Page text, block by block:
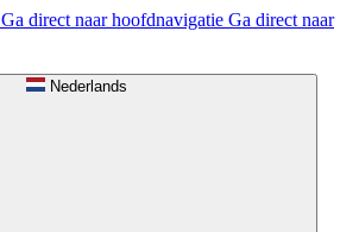
Ga direct naar hoofdnavigatie Ga direct naar
Nederlands